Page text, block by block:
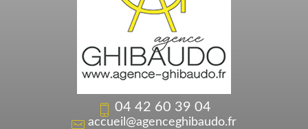
04 42 60 39 04
accueil@agenceghibaudo.fr